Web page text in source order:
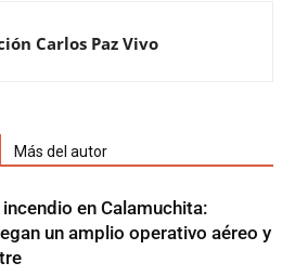
Carlos Paz Vivo
Más del autor
en Calamuchita:
un amplio operativo aéreo y